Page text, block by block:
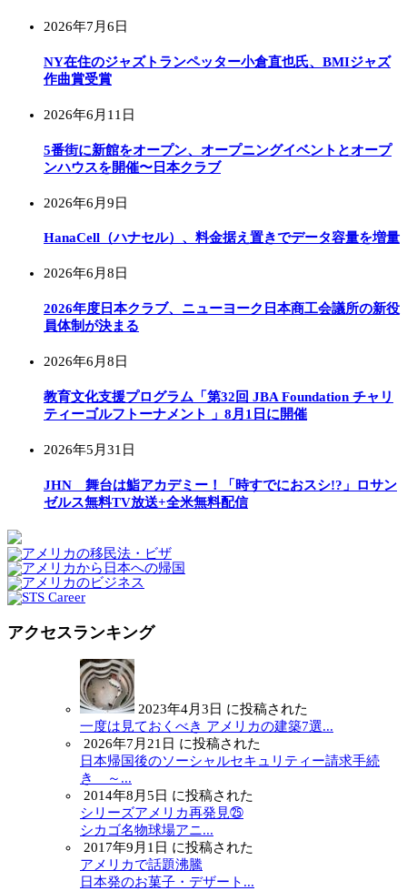
2026年7月6日
NY在住のジャズトランペッター小倉直也氏、BMIジャズ
作曲賞受賞
2026年6月11日
5番街に新館をオープン、オープニングイベントとオープ
ンハウスを開催〜日本クラブ
2026年6月9日
HanaCell（ハナセル）、料金据え置きでデータ容量を増量
2026年6月8日
2026年度日本クラブ、ニューヨーク日本商工会議所の新役
員体制が決まる
2026年6月8日
教育文化支援プログラム「第32回 JBA Foundation チャリ
ティーゴルフトーナメント 」8月1日に開催
2026年5月31日
JHN 舞台は鮨アカデミー！「時すでにおスシ!?」ロサン
ゼルス無料TV放送+全米無料配信
アクセスランキング
2023年4月3日 に投稿された
一度は見ておくべき アメリカの建築7選...
2026年7月21日 に投稿された
日本帰国後のソーシャルセキュリティー請求手続
き ～...
2014年8月5日 に投稿された
シリーズアメリカ再発見㉕
シカゴ名物球場アニ...
2017年9月1日 に投稿された
アメリカで話題沸騰
日本発のお菓子・デザート...